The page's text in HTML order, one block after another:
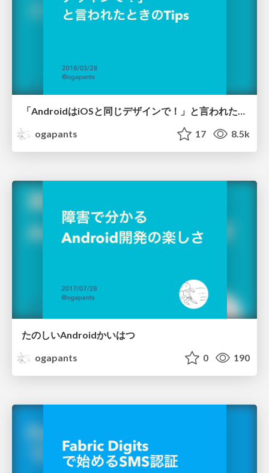
「AndroidはiOSと同じデザインで！」と言われたときのTips
ogapants
17 8.5k
たのしいAndroidかいはつ
ogapants
0 190